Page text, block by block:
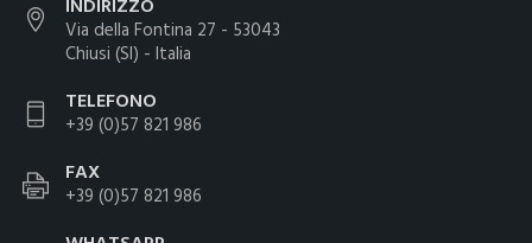
INDIRIZZO
Via della Fontina 27 - 53043
Chiusi (SI) - Italia
TELEFONO
+39 (0)57 821 986
FAX
+39 (0)57 821 986